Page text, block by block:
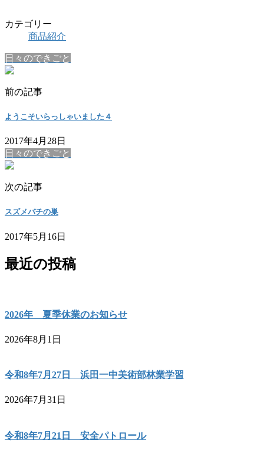
カテゴリー
商品紹介
日々のできごと
前の記事
ようこそいらっしゃいました４
2017年4月28日
日々のできごと
次の記事
スズメバチの巣
2017年5月16日
最近の投稿
2026年 夏季休業のお知らせ
2026年8月1日
令和8年7月27日 浜田一中美術部林業学習
2026年7月31日
令和8年7月21日 安全パトロール